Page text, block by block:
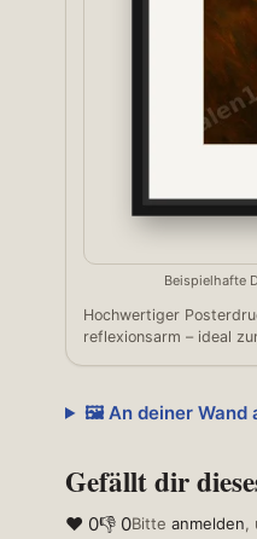
Beispielhafte
Hochwertiger
reflexionsarm – ideal
🖼️ An deiner Wand
Gefällt dir
❤ 0👎 0Bitte anmelden,